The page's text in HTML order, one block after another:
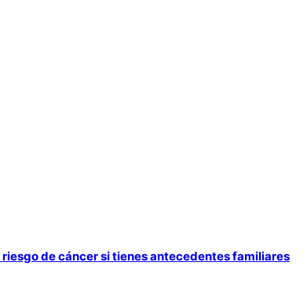
de cáncer si tienes antecedentes familiares